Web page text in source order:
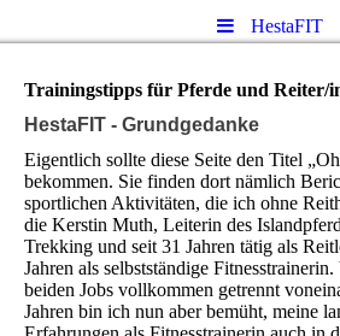
HestaFIT
Trainingstipps für Pferde und Reiter/
HestaFIT - Grundgedanke
Eigentlich sollte diese Seite den Titel
bekommen. Sie finden dort nämlich
sportlichen Aktivitäten, die ich ohne
die Kerstin Muth, Leiterin des
Trekking und seit 31 Jahren tätig als
Jahren als selbstständige
beiden Jobs vollkommen getrennt
Jahren bin ich nun aber bemüht, meine